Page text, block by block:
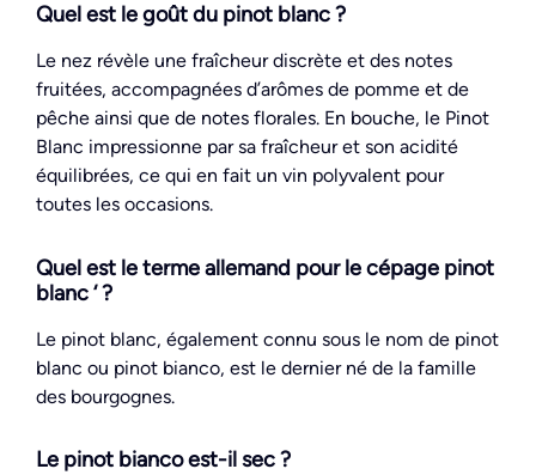
Quel est le goût du pinot blanc ?
Le nez révèle une fraîcheur discrète et des notes
fruitées, accompagnées d’arômes de pomme et de
pêche ainsi que de notes florales. En bouche, le Pinot
Blanc impressionne par sa fraîcheur et son acidité
équilibrées, ce qui en fait un vin polyvalent pour
toutes les occasions.
Quel est le terme allemand pour le cépage pinot
blanc ‘ ?
Le pinot blanc, également connu sous le nom de pinot
blanc ou pinot bianco, est le dernier né de la famille
des bourgognes.
Le pinot bianco est-il sec ?